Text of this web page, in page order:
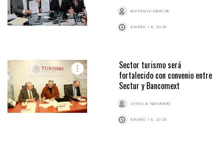
ANTONIO GARCÍA
ENERO 14, 2020
Sector turismo será
fortalecido con convenio entre
Sectur y Bancomext
SHEILA NAVARRO
ENERO 14, 2020